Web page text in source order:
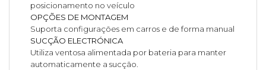
posicionamento no veículo
OPÇÕES DE MONTAGEM
Suporta configurações em carros e de forma manual
SUCÇÃO ELECTRÓNICA
Utiliza ventosa alimentada por bateria para manter
automaticamente a sucção.